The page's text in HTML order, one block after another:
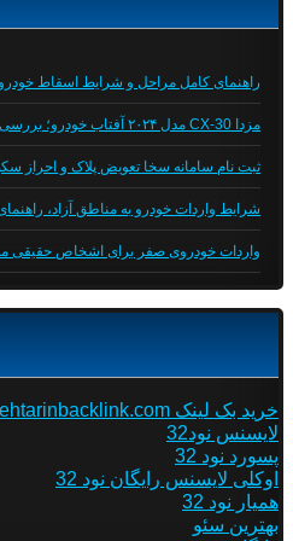
راهنمای کامل مراحل و شرایط اسقاط خودرو فرسوده
مزدا CX-30 مدل ۲۰۲۴ آفتاب خودرو؛ بررسی و مشخصات فنی
ثبت نام سامانه سخا تعویض پلاک و احراز
شرایط واردات خودرو به مناطق آزاد،
واردات خودروی صفر برای اشخاص حقیقی
خرید بک لینک behtarinbacklink.com
لایسنس نود32
پسورد نود 32
اوکلی لایسنس رایگان نود 32
همیار نود 32
بهترین سئو